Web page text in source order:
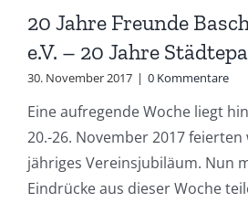
20 Jahre Freunde
e.V. – 20 Jahre
30. November 2017 | 0 Kommentare
Eine aufregende Woche liegt
20.-26. November 2017
jähriges Vereinsjubiläum. Nun
Eindrücke aus dieser Woche